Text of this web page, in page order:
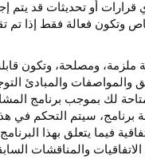
أو تحديثات قد يتم
وتكون فعالة فقط إذا تم
ملزمة، ومصلحة، وتكون
والمواصفات والمبادئ
لك بموجب برنامج
برنامج، سيتم التحكم في
فيما يتعلق بهذا البرنامج
والمناقشات